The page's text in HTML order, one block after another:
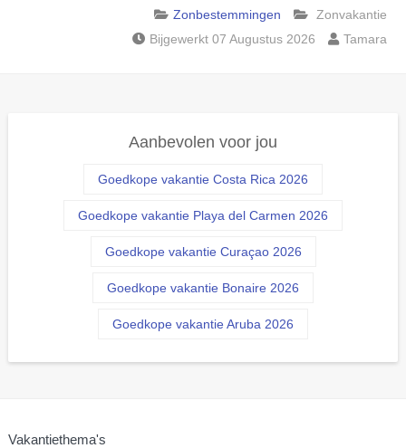
Zonbestemmingen
Zonvakantie
Bijgewerkt 07 Augustus 2026
Tamara
Aanbevolen voor jou
Goedkope vakantie Costa Rica 2026
Goedkope vakantie Playa del Carmen 2026
Goedkope vakantie Curaçao 2026
Goedkope vakantie Bonaire 2026
Goedkope vakantie Aruba 2026
Vakantiethema's